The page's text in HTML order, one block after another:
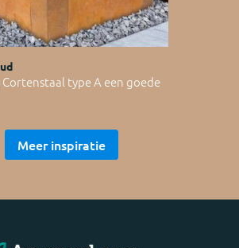
type A een goede
Meer inspiratie